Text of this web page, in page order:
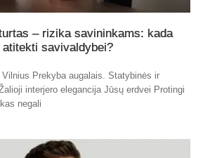
– rizika savininkams: kada
savivaldybei?
Prekyba augalais. Statybinės ir
interjero elegancija Jūsų erdvei Protingi
negali